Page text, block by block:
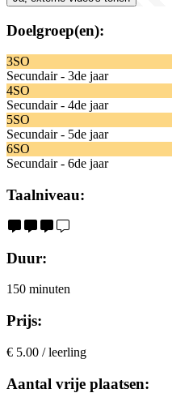
Doelgroep(en):
3SO
Secundair - 3de jaar
4SO
Secundair - 4de jaar
5SO
Secundair - 5de jaar
6SO
Secundair - 6de jaar
Taalniveau:
Duur:
150 minuten
Prijs:
€ 5.00 / leerling
Aantal vrije plaatsen: